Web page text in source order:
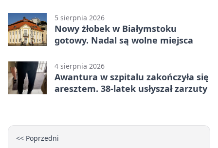
5 sierpnia 2026
Nowy żłobek w Białymstoku
gotowy. Nadal są wolne miejsca
4 sierpnia 2026
Awantura w szpitalu zakończyła się
aresztem. 38-latek usłyszał zarzuty
<< Poprzedni